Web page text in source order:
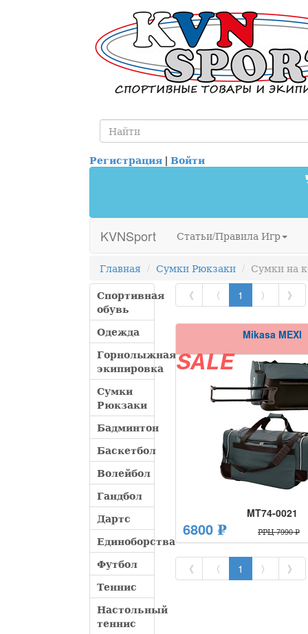
Регистрация | Войти
KVNSport Статьи/Правила Игр
Главная Сумки Рюкзаки
Сумки на
Спортивная
обувь
Одежда
Горнолыжная
экипировка
Сумки
Рюкзаки
Бадминтон
Баскетбол
Волейбол
Гандбол
Дартс
Единоборства
Футбол
Теннис
Настольный
теннис
《 〈 1 〉 》
Mikasa MEXI
SALE
MT74-0021
6800 ₽ РРЦ 7990 ₽
《 〈 1 〉 》